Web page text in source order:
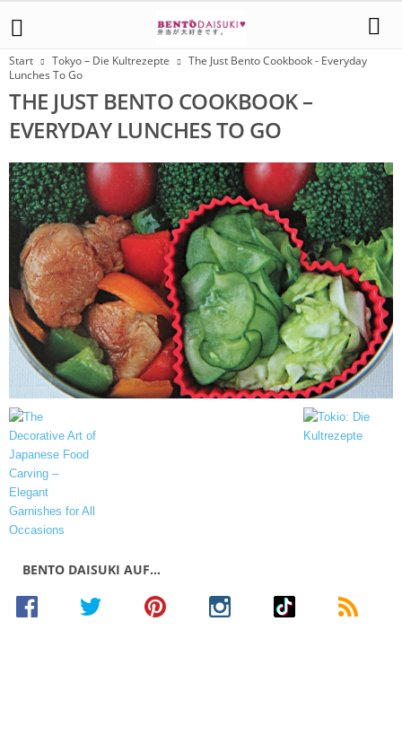
Start Tokyo – Die Kultrezepte
The Just Bento Cookbook - Everyday
Lunches To Go
THE JUST BENTO COOKBOOK –
EVERYDAY LUNCHES TO GO
BENTO DAISUKI AUF…